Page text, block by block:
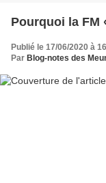
Pourquoi la FM
Publié le 17/06/2020 à
Par Blog-notes des